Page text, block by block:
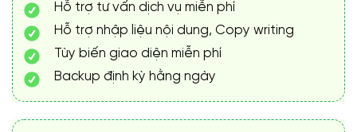
Hỗ trợ tư vấn dịch vụ miễn phí
Hỗ trợ nhập liệu nội dung, Copy writing
Tùy biến giao diện miễn phí
Backup định kỳ hằng ngày